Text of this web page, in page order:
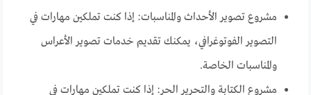
مشروع تصوير الأحداث والمناسبات: إذا كنت تملكين مهارات في
التصوير الفوتوغرافي، يمكنك تقديم خدمات تصوير الأعراس
والمناسبات الخاصة.
مشروع الكتابة والتحرير الحر: إذا كنت تملكين مهارات في